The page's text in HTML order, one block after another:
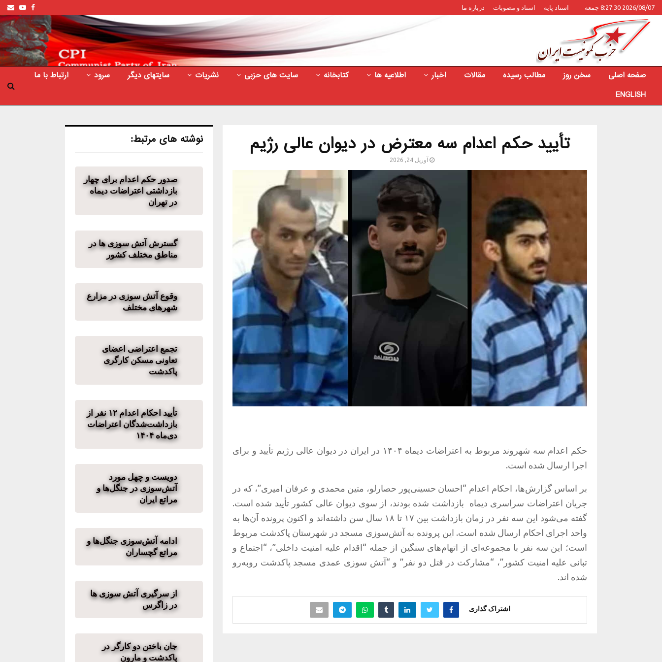
2026/08/07 8:27:30 جمعه اسناد پایه اسناد و مصوبات درباره ما Facebook
صفحه اصلی سخن روز مطالب رسیده مقالات اخبار اطلاعیه ها کتابخانه سایت های حزبی نشریات سایتهای دیگر سرود
ارتباط با ما
ENGLISH
تأیید حکم اعدام سه معترض در دیوان عالی رژیم
آوریل 24, 2026
حکم اعدام سه شهروند مربوط به اعتراضات دیماه ۱۴۰۴ در ایران در دیوان عالی رژیم تأیید و برای
اجرا ارسال شده است.
بر اساس گزارش‌ها، احکام اعدام “احسان حسینی‌پور حصارلو، متین محمدی و عرفان امیری”، که در
جریان اعتراضات سراسری دیماه بازداشت شده بودند، از سوی دیوان عالی کشور تأیید شده است.
گفته می‌شود این سه نفر در زمان بازداشت بین ۱۷ تا ۱۸ سال سن داشته‌اند و اکنون پرونده آن‌ها به
واحد اجرای احکام ارسال شده است. این پرونده به آتش‌سوزی مسجد در شهرستان پاکدشت مربوط
است؛ این سه نفر با مجموعه‌ای از اتهام‌های سنگین از جمله “اقدام علیه امنیت داخلی”، “اجتماع و
تبانی علیه امنیت کشور”، “مشارکت در قتل دو نفر” و “آتش سوزی عمدی مسجد پاکدشت روبه‌رو
شده اند.
اشتراک گذاری
نوشته های مرتبط:
صدور حکم اعدام برای چهار
بازداشتی اعتراضات دیماه
در تهران
گسترش آتش سوزی ها در
مناطق مختلف کشور
وقوع آتش سوزی در مزارع
شهرهای مختلف
تجمع اعتراضی اعضای
تعاونی مسکن کارگری
پاکدشت
تأیید احکام اعدام ۱۲ نفر از
بازداشت‌شدگان اعتراضات
دی‌ماه ۱۴۰۴
دویست و چهل مورد
آتش‌سوزی در جنگل‌ها و
مراتع ایران
ادامه آتش‌سوزی جنگل‌ها و
مراتع گچساران
از سرگیری آتش سوزی ها
در زاگرس
جان باختن دو کارگر در
پاکدشت و مارون